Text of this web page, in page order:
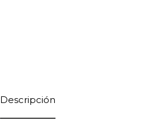
Descripción